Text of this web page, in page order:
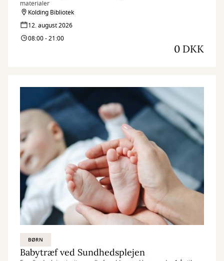
materialer
Kolding Bibliotek
12. august 2026
08:00 - 21:00
0 DKK
BØRN
Babytræf ved Sundhedsplejen